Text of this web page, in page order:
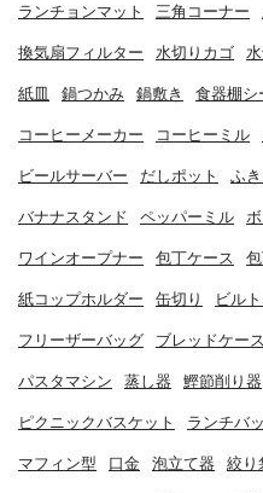
ランチョンマット 三角コーナー
換気扇フィルター 水切りカゴ
紙皿 鍋つかみ 鍋敷き 食器棚シ
コーヒーメーカー コーヒーミル
ビールサーバー だしポット ふ
バナナスタンド ペッパーミル
ワインオープナー 包丁ケース
紙コップホルダー 缶切り ビル
フリーザーバッグ ブレッドケース
パスタマシン 蒸し器 鰹節削り器
ピクニックバスケット ランチバ
マフィン型 口金 泡立て器 絞り